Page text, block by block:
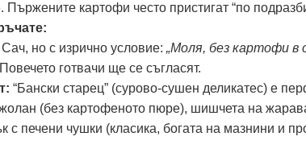
Пържените картофи често пристигат “по
Сач, но с изрично условие: „Моля, без картофи в
готвачи ще се съгласят.
“Бански старец” (сурово-сушен деликатес) е
(без картофеното пюре), шишчета на
с печени чушки (класика, богата на мазнини и